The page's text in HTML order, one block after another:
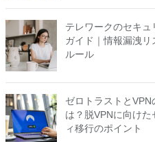
テレワークのセキュ
ガイド｜情報漏洩リ
ルール
ゼロトラストとVPN
は？脱VPNに向けた
ィ移行のポイント